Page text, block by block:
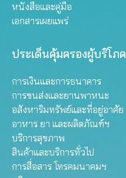
หนังสือและคู่มือ
เอกสารเผยแพร่
ประเด็นคุ้มครองผู้บริโภค
การเงินและการธนาคาร
การขนส่งและยานพาหนะ
อสังหาริมทรัพย์และที่อยู่อาศัย
อาหาร ยา และผลิตภัณฑ์ฯ
บริการสุขภาพ
สินค้าและบริการทั่วไป
การสื่อสาร โทรคมนาคมฯ